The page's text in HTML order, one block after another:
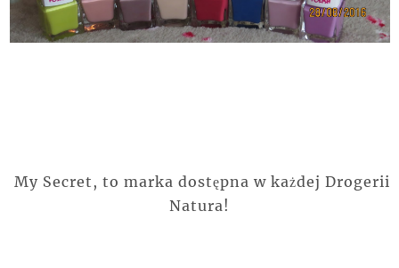
My Secret, to marka dostępna w każdej Drogerii
Natura!